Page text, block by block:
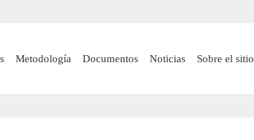
principal
Metodología Documentos Noticias Sobre el sitio